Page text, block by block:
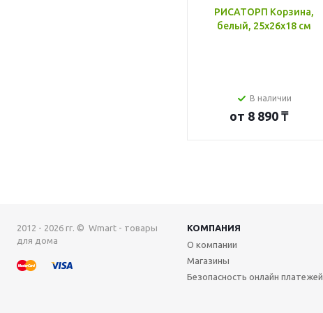
РИСАТОРП Корзина,
белый, 25x26x18 см
В наличии
от 8 890 ₸
2012 - 2026 гг. © Wmart - товары
для дома
КОМПАНИЯ
О компании
Магазины
Безопасность онлайн платежей